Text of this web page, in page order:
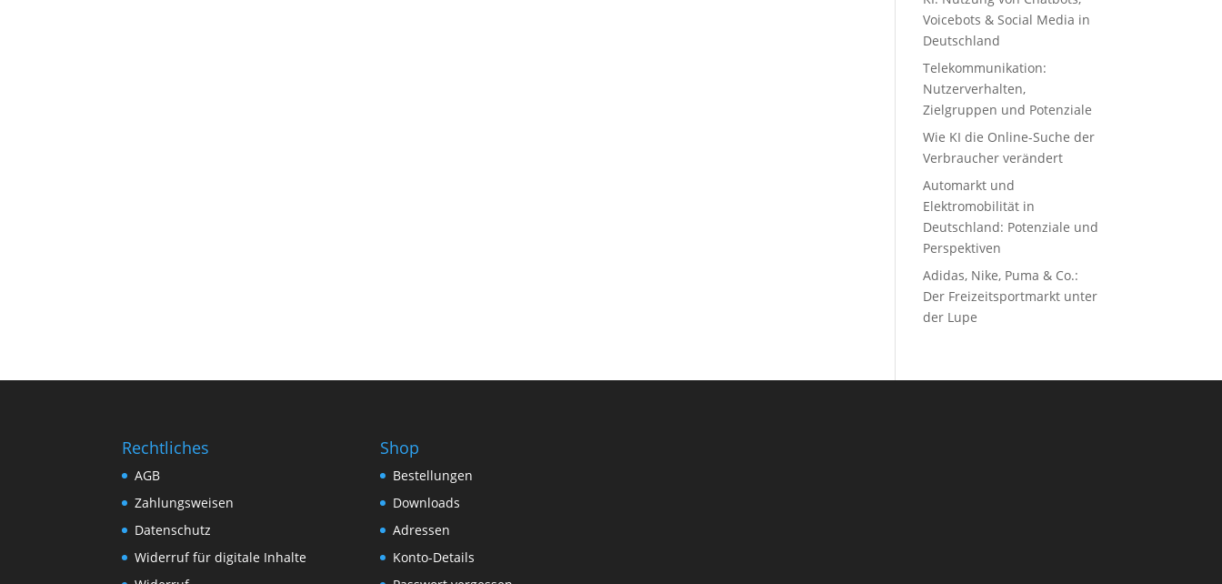
Voicebots & Social Media in
Deutschland
Telekommunikation:
Nutzerverhalten,
Zielgruppen und Potenziale
Wie KI die Online-Suche der
Verbraucher verändert
Automarkt und
Elektromobilität in
Deutschland: Potenziale und
Perspektiven
Adidas, Nike, Puma & Co.:
Der Freizeitsportmarkt unter
der Lupe
Rechtliches
AGB
Zahlungsweisen
Datenschutz
Widerruf für digitale Inhalte
Shop
Bestellungen
Downloads
Adressen
Konto-Details